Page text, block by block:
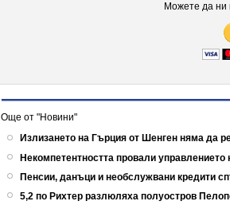
Можете да ни
Още от "Новини"
Излизането на Гърция от Шенген няма да
Некомпетентността провали
Пенсии, данъци и необслужвани кредити
5,2 по Рихтер разлюляха полуостров